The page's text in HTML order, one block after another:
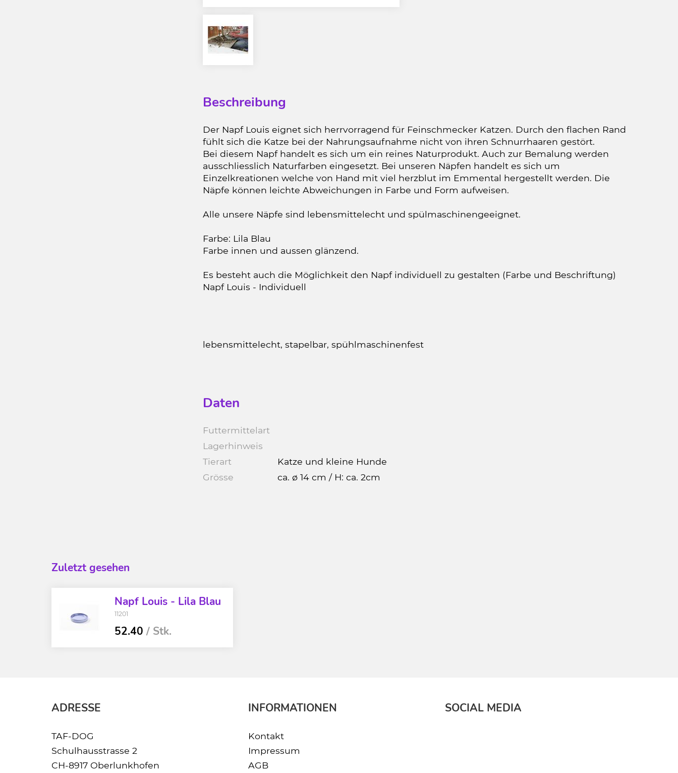
Beschreibung
Der Napf Louis eignet sich herrvorragend für Feinschmecker Katzen. Durch den flachen Rand
fühlt sich die Katze bei der Nahrungsaufnahme nicht von ihren Schnurrhaaren gestört.
Bei diesem Napf handelt es sich um ein reines Naturprodukt. Auch zur Bemalung werden
ausschliesslich Naturfarben eingesetzt. Bei unseren Näpfen handelt es sich um
Einzelkreationen welche von Hand mit viel herzblut im Emmental hergestellt werden. Die
Näpfe können leichte Abweichungen in Farbe und Form aufweisen.
Alle unsere Näpfe sind lebensmittelecht und spülmaschinengeeignet.
Farbe: Lila Blau
Farbe innen und aussen glänzend.
Es besteht auch die Möglichkeit den Napf individuell zu gestalten (Farbe und Beschriftung)
Napf Louis - Individuell
lebensmittelecht, stapelbar, spühlmaschinenfest
Daten
Futtermittelart
Lagerhinweis
Tierart
Katze und kleine Hunde
Grösse
ca. ø 14 cm / H: ca. 2cm
Zuletzt gesehen
Napf Louis - Lila Blau
11201
52.40 / Stk.
ADRESSE
TAF-DOG
Schulhausstrasse 2
CH-8917 Oberlunkhofen
INFORMATIONEN
Kontakt
Impressum
AGB
SOCIAL MEDIA